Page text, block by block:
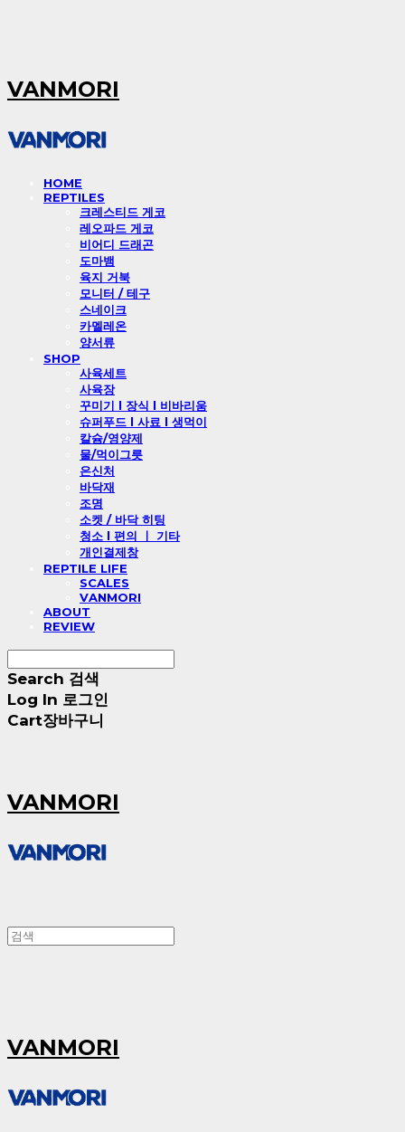
VANMORI
HOME
REPTILES
크레스티드 게코
레오파드 게코
비어디 드래곤
도마뱀
육지 거북
모니터 / 테구
스네이크
카멜레온
양서류
SHOP
사육세트
사육장
꾸미기 l 장식 l 비바리움
슈퍼푸드 l 사료 l 생먹이
칼슘/영양제
물/먹이그릇
은신처
바닥재
조명
소켓 / 바닥 히팅
청소 l 편의 ㅣ 기타
개인결제창
REPTILE LIFE
SCALES
VANMORI
ABOUT
REVIEW
Search 검색
Log In 로그인
Cart장바구니
VANMORI
VANMORI